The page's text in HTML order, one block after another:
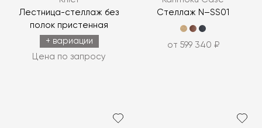
Лестница-стеллаж без
полок пристенная
+ вариации
Цена по запросу
Стеллаж N–SS01
от 599 340 ₽